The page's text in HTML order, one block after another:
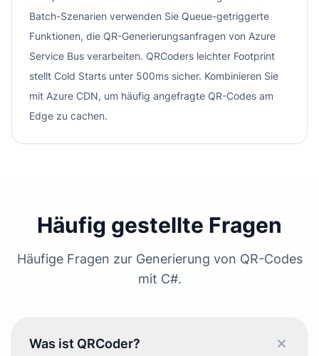
Batch-Szenarien verwenden Sie Queue-getriggerte
Funktionen, die QR-Generierungsanfragen von Azure
Service Bus verarbeiten. QRCoders leichter Footprint
stellt Cold Starts unter 500ms sicher. Kombinieren Sie
mit Azure CDN, um häufig angefragte QR-Codes am
Edge zu cachen.
Häufig gestellte Fragen
Häufige Fragen zur Generierung von QR-Codes
mit C#.
Was ist QRCoder?